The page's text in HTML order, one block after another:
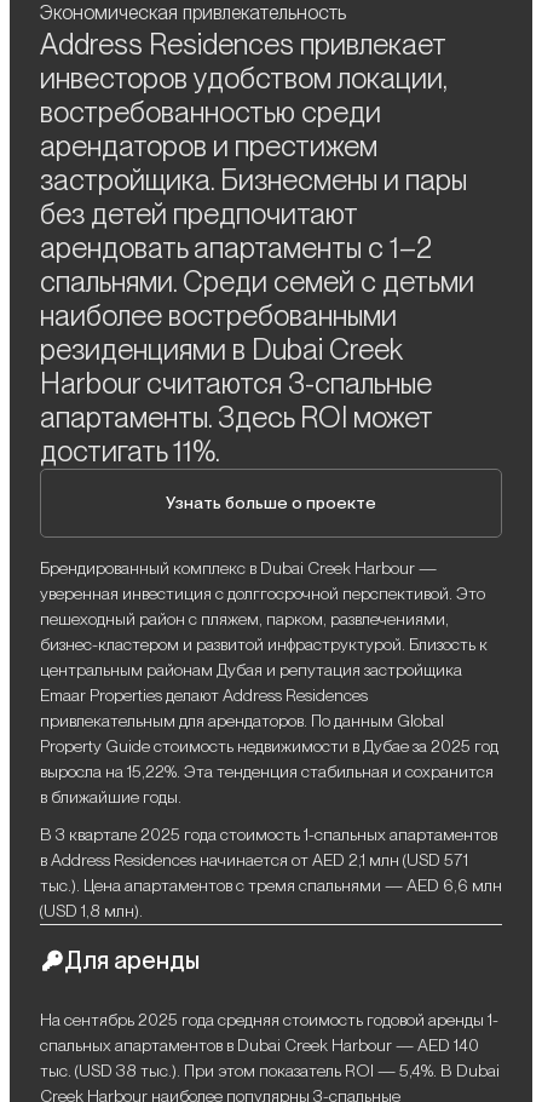
Экономическая привлекательность
Address Residences привлекает
инвесторов удобством локации,
востребованностью среди
арендаторов и престижем
застройщика. Бизнесмены и пары
без детей предпочитают
арендовать апартаменты с 1–2
спальнями. Среди семей с детьми
наиболее востребованными
резиденциями в Dubai Creek
Harbour считаются 3-спальные
апартаменты. Здесь ROI может
достигать 11%.
Узнать больше о проекте
Брендированный комплекс в Dubai Creek Harbour —
уверенная инвестиция с долггосрочной перспективой. Это
пешеходный район с пляжем, парком, развлечениями,
бизнес-кластером и развитой инфраструктурой. Близость к
центральным районам Дубая и репутация застройщика
Emaar Properties делают Address Residences
привлекательным для арендаторов. По данным Global
Property Guide стоимость недвижимости в Дубае за 2025 год
выросла на 15,22%. Эта тенденция стабильная и сохранится
в ближайшие годы.
В 3 квартале 2025 года стоимость 1-спальных апартаментов
в Address Residences начинается от AED 2,1 млн (USD 571
тыс.). Цена апартаментов с тремя спальнями — AED 6,6 млн
(USD 1,8 млн).
Для аренды
На сентябрь 2025 года средняя стоимость годовой аренды 1-
спальных апартаментов в Dubai Creek Harbour — AED 140
тыс. (USD 38 тыс.). При этом показатель ROI — 5,4%. В Dubai
Creek Harbour наиболее популярны 3-спальные